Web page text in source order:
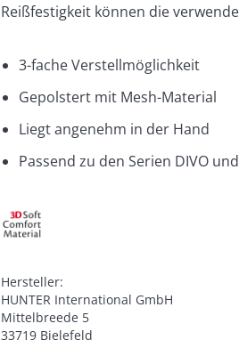
Reißfestigkeit können die
3-fache Verstellmöglichkeit
Gepolstert mit Mesh-Material
Liegt angenehm in der Hand
Passend zu den Serien DIVO
Hersteller:
HUNTER International GmbH
Mittelbreede 5
33719 Bielefeld